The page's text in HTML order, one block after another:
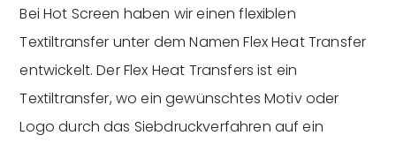
Bei Hot Screen haben wir einen flexiblen
Textiltransfer unter dem Namen Flex Heat Transfer
entwickelt. Der Flex Heat Transfers ist ein
Textiltransfer, wo ein gewünschtes Motiv oder
Logo durch das Siebdruckverfahren auf ein